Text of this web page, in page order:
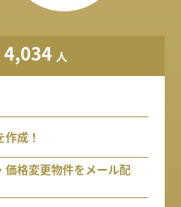
4,034 人
成！
価格変更物件をメール配